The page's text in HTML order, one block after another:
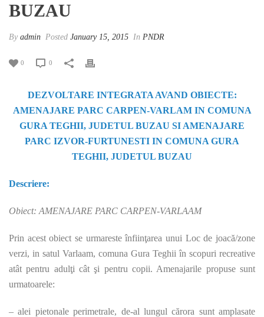
BUZAU
By admin Posted January 15, 2015 In PNDR
0 0
DEZVOLTARE INTEGRATA AVAND OBIECTE:
AMENAJARE PARC CARPEN-VARLAM IN COMUNA
GURA TEGHII, JUDETUL BUZAU SI AMENAJARE
PARC IZVOR-FURTUNESTI IN COMUNA GURA
TEGHII, JUDETUL BUZAU
Descriere:
Obiect: AMENAJARE PARC CARPEN-VARLAAM
Prin acest obiect se urmareste înfiinţarea unui Loc de joacă/zone
verzi, in satul Varlaam, comuna Gura Teghii în scopuri recreative
atât pentru adulţi cât şi pentru copii. Amenajarile propuse sunt
urmatoarele:
– alei pietonale perimetrale, de-al lungul cărora sunt amplasate